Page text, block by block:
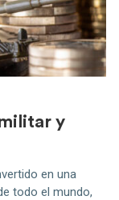
y
en una
todo el mundo,